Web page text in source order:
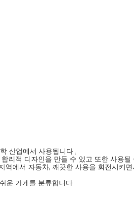
산업에서 사용됩니다 ,
리적 디자인을 만들 수 있고 또한 사용
에서 자동차, 깨끗한 사용을 회전시키
운 가게를 분류합니다